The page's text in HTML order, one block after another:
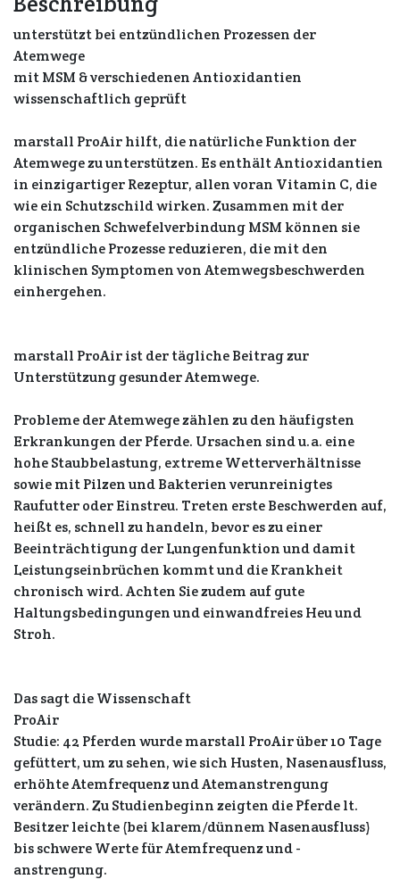
unterstützt bei entzündlichen Prozessen der
Atemwege
mit MSM & verschiedenen Antioxidantien
wissenschaftlich geprüft
marstall ProAir hilft, die natürliche Funktion der
Atemwege zu unterstützen. Es enthält Antioxidantien
in einzigartiger Rezeptur, allen voran Vitamin C, die
wie ein Schutzschild wirken. Zusammen mit der
organischen Schwefelverbindung MSM können sie
entzündliche Prozesse reduzieren, die mit den
klinischen Symptomen von Atemwegsbeschwerden
einhergehen.
marstall ProAir ist der tägliche Beitrag zur
Unterstützung gesunder Atemwege.
Probleme der Atemwege zählen zu den häufigsten
Erkrankungen der Pferde. Ursachen sind u. a. eine
hohe Staubbelastung, extreme Wetterverhältnisse
sowie mit Pilzen und Bakterien verunreinigtes
Raufutter oder Einstreu. Treten erste Beschwerden auf,
heißt es, schnell zu handeln, bevor es zu einer
Beeinträchtigung der Lungenfunktion und damit
Leistungseinbrüchen kommt und die Krankheit
chronisch wird. Achten Sie zudem auf gute
Haltungsbedingungen und einwandfreies Heu und
Stroh.
Das sagt die Wissenschaft
ProAir
Studie: 42 Pferden wurde marstall ProAir über 10 Tage
gefüttert, um zu sehen, wie sich Husten, Nasenausfluss,
erhöhte Atemfrequenz und Atemanstrengung
verändern. Zu Studienbeginn zeigten die Pferde lt.
Besitzer leichte (bei klarem/dünnem Nasenausfluss)
bis schwere Werte für Atemfrequenz und -
anstrengung.